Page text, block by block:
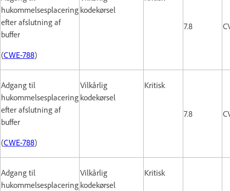
hukommelsesplacering
efter afslutning af
buffer
(CWE-788)
kodekørsel
7.8
Adgang til
hukommelsesplacering
efter afslutning af
buffer
(CWE-788)
Vilkårlig
kodekørsel
Kritisk
7.8
Adgang til
hukommelsesplacering
Vilkårlig
kodekørsel
Kritisk